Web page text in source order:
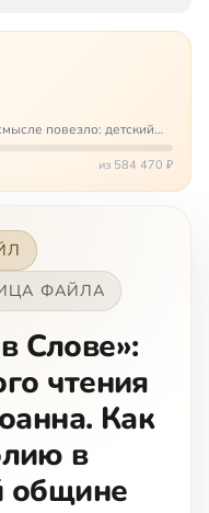
повезло: детский
её не очень сильно. Но
немалые проблемы – Маша
из 584 470 ₽
ФАЙЛА
Слове»:
чтения
Как
в
общине